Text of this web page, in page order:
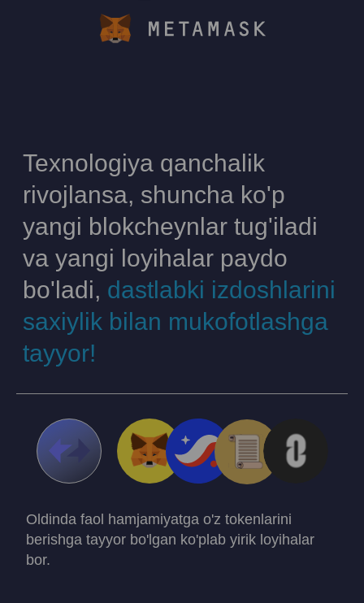
Texnologiya qanchalik
rivojlansa, shuncha ko'p
yangi blokcheynlar tug'iladi
va yangi loyihalar paydo
bo'ladi, dastlabki izdoshlarini
saxiylik bilan mukofotlashga
tayyor!
Oldinda faol hamjamiyatga o'z tokenlarini
berishga tayyor bo'lgan ko'plab yirik loyihalar
bor.